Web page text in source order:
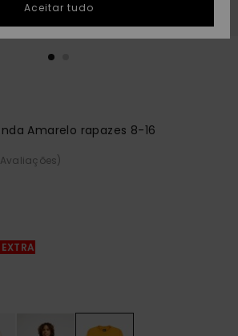
conversa para
obteres a
resposta mais
rápida à tua
respostas
para as
formulário de
contacto.
Amarelo rapazes 8-16
Avaliações)
Aceitar tudo